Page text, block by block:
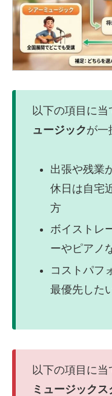
以下の項目に当
ュージックが一
出張や残業
休日は自宅
方
ボイストレ
ーやピアノ
コストパフ
最優先した
以下の項目に当
ミュージックス